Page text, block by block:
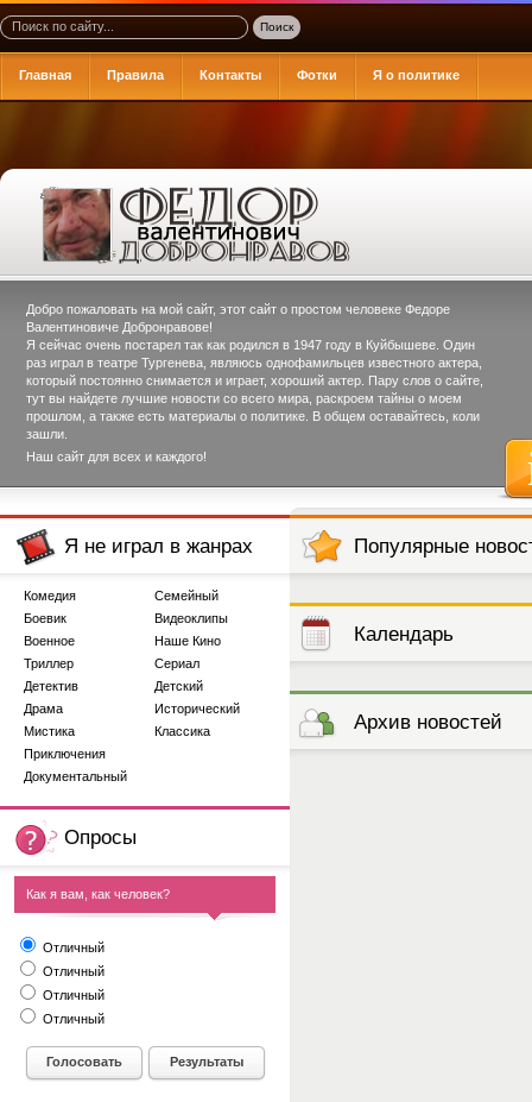
Главная Правила Контакты Фотки Я о политике
Добро пожаловать на мой сайт, этот сайт о простом человеке Федоре
Валентиновиче Добронравове!
Я сейчас очень постарел так как родился в 1947 году в Куйбышеве. Один
раз играл в театре Тургенева, являюсь однофамильцев известного актера,
который постоянно снимается и играет, хороший актер. Пару слов о сайте,
тут вы найдете лучшие новости со всего мира, раскроем тайны о моем
прошлом, а также есть материалы о политике. В общем оставайтесь, коли
зашли.
Наш сайт для всех и каждого!
Я не играл в жанрах
Комедия
Боевик
Военное
Триллер
Детектив
Драма
Мистика
Приключения
Документальный
Семейный
Видеоклипы
Наше Кино
Сериал
Детский
Исторический
Классика
Опросы
Как я вам, как человек?
Отличный
Отличный
Отличный
Отличный
Популярные
Календарь
выступлений
Архив новостей